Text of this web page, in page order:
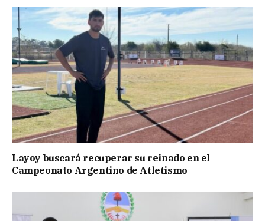
Layoy buscará recuperar su reinado en el
Campeonato Argentino de Atletismo